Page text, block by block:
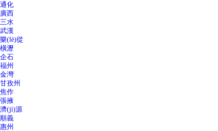
通化
廣西
三水
武漢
樂(lè)從
橫瀝
企石
福州
金灣
甘孜州
焦作
張掖
濟(jì)源
順義
惠州